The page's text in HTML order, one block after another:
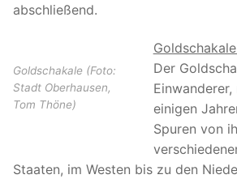
abschließend.
Goldschakale (Foto:
Stadt Oberhausen,
Tom Thöne)
Der
einigen
Spuren von
Staaten, im Westen bis zu den